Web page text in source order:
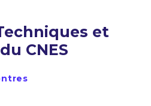
et
CNES